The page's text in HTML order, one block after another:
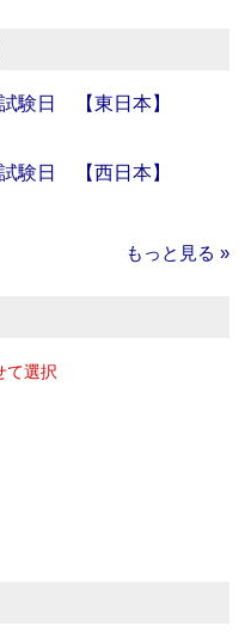
験日 【東日本】
験日 【西日本】
もっと見る »
て選択